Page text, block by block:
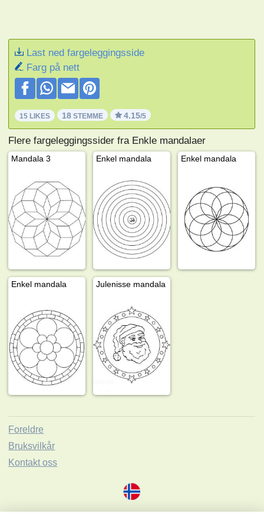
Last ned fargeleggingsside
Farg på nett
15 LIKES 18 STEMME 4.15/5
Flere fargeleggingssider fra Enkle mandalaer
Mandala 3 Enkel mandala Enkel mandala
Enkel mandala Julenisse mandala
Foreldre
Bruksvilkår
Kontakt oss